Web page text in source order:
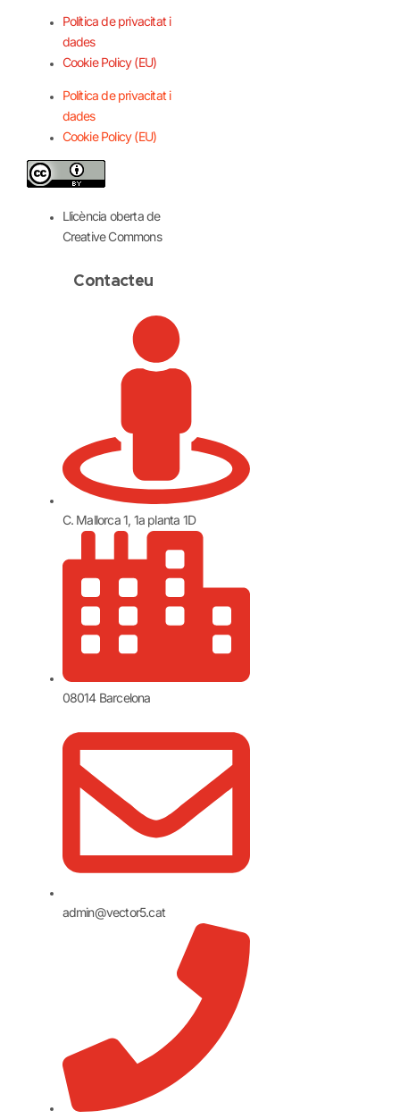
Política de privacitat i
dades
Cookie Policy (EU)
Política de privacitat i
dades
Cookie Policy (EU)
Llicència oberta de
Creative Commons
Contacteu
C. Mallorca 1, 1a planta 1D
08014 Barcelona
admin@vector5.cat